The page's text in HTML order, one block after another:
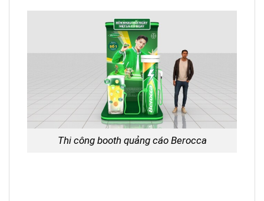
Thi công booth quảng cáo Berocca